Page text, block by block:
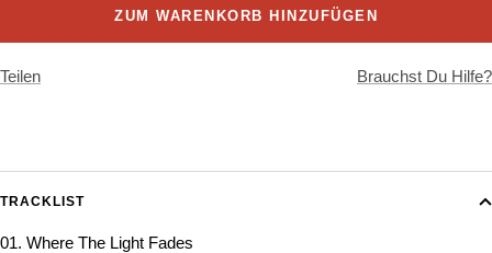
ZUM WARENKORB HINZUFÜGEN
Teilen Brauchst Du Hilfe?
TRACKLIST
01. Where The Light Fades